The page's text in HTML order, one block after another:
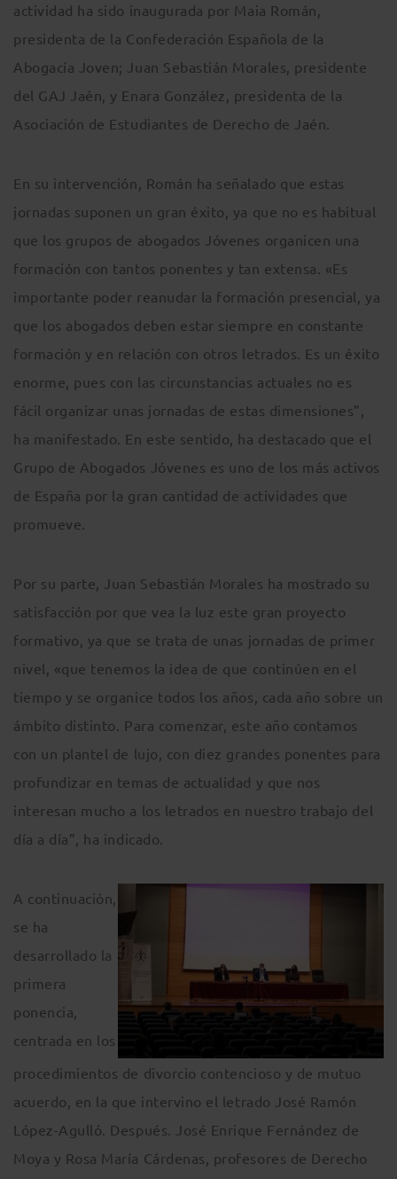
actividad ha sido inaugurada por Maia Román,
presidenta de la Confederación Española de la
Abogacía Joven; Juan Sebastián Morales, presidente
del GAJ Jaén, y Enara González, presidenta de la
Asociación de Estudiantes de Derecho de Jaén.
En su intervención, Román ha señalado que estas
jornadas suponen un gran éxito, ya que no es habitual
que los grupos de abogados Jóvenes organicen una
formación con tantos ponentes y tan extensa. «Es
importante poder reanudar la formación presencial, ya
que los abogados deben estar siempre en constante
formación y en relación con otros letrados. Es un éxito
enorme, pues con las circunstancias actuales no es
fácil organizar unas jornadas de estas dimensiones”,
ha manifestado. En este sentido, ha destacado que el
Grupo de Abogados Jóvenes es uno de los más activos
de España por la gran cantidad de actividades que
promueve.
Por su parte, Juan Sebastián Morales ha mostrado su
satisfacción por que vea la luz este gran proyecto
formativo, ya que se trata de unas jornadas de primer
nivel, «que tenemos la idea de que continúen en el
tiempo y se organice todos los años, cada año sobre un
ámbito distinto. Para comenzar, este año contamos
con un plantel de lujo, con diez grandes ponentes para
profundizar en temas de actualidad y que nos
interesan mucho a los letrados en nuestro trabajo del
día a día”, ha indicado.
A continuación,
se ha
desarrollado la
primera
ponencia,
centrada en los
procedimientos de divorcio contencioso y de mutuo
acuerdo, en la que intervino el letrado José Ramón
López-Agulló. Después. José Enrique Fernández de
Moya y Rosa María Cárdenas, profesores de Derecho